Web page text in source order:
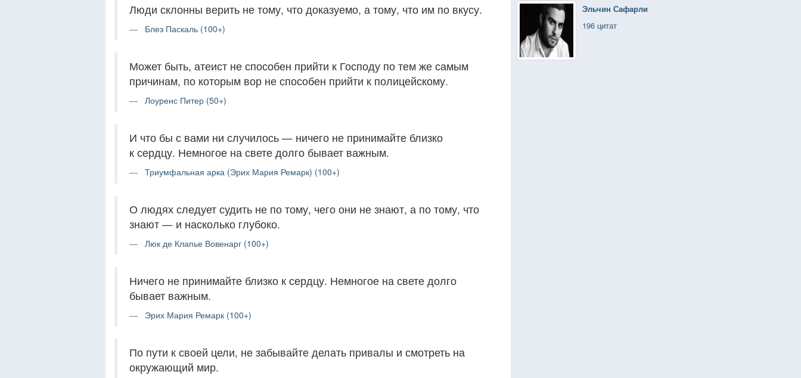
Эльчин Сафарли
196 цитат
Люди склонны верить не тому, что доказуемо, а тому, что им по вкусу.
Блез Паскаль (100+)
Может быть, атеист не способен прийти к Господу по тем же самым
причинам, по которым вор не способен прийти к полицейскому.
Лоуренс Питер (50+)
И что бы с вами ни случилось — ничего не принимайте близко
к сердцу. Немногое на свете долго бывает важным.
Триумфальная арка (Эрих Мария Ремарк) (100+)
О людях следует судить не по тому, чего они не знают, а по тому, что
знают — и насколько глубоко.
Люк де Клапье Вовенарг (100+)
Ничего не принимайте близко к сердцу. Немногое на свете долго
бывает важным.
Эрих Мария Ремарк (100+)
По пути к своей цели, не забывайте делать привалы и смотреть на
окружающий мир.